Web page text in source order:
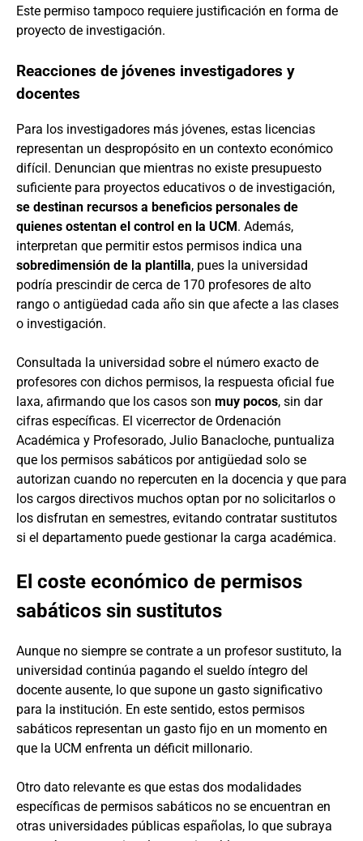
Este permiso tampoco requiere justificación en forma de
proyecto de investigación.
Reacciones de jóvenes investigadores y
docentes
Para los investigadores más jóvenes, estas licencias
representan un despropósito en un contexto económico
difícil. Denuncian que mientras no existe presupuesto
suficiente para proyectos educativos o de investigación,
se destinan recursos a beneficios personales de
quienes ostentan el control en la UCM . Además,
interpretan que permitir estos permisos indica una
sobredimensión de la plantilla, pues la universidad
podría prescindir de cerca de 170 profesores de alto
rango o antigüedad cada año sin que afecte a las clases
o investigación.
Consultada la universidad sobre el número exacto de
profesores con dichos permisos, la respuesta oficial fue
laxa, afirmando que los casos son muy pocos, sin dar
cifras específicas. El vicerrector de Ordenación
Académica y Profesorado, Julio Banacloche, puntualiza
que los permisos sabáticos por antigüedad solo se
autorizan cuando no repercuten en la docencia y que para
los cargos directivos muchos optan por no solicitarlos o
los disfrutan en semestres, evitando contratar sustitutos
si el departamento puede gestionar la carga académica.
El coste económico de permisos
sabáticos sin sustitutos
Aunque no siempre se contrate a un profesor sustituto, la
universidad continúa pagando el sueldo íntegro del
docente ausente, lo que supone un gasto significativo
para la institución. En este sentido, estos permisos
sabáticos representan un gasto fijo en un momento en
que la UCM enfrenta un déficit millonario.
Otro dato relevante es que estas dos modalidades
específicas de permisos sabáticos no se encuentran en
otras universidades públicas españolas, lo que subraya